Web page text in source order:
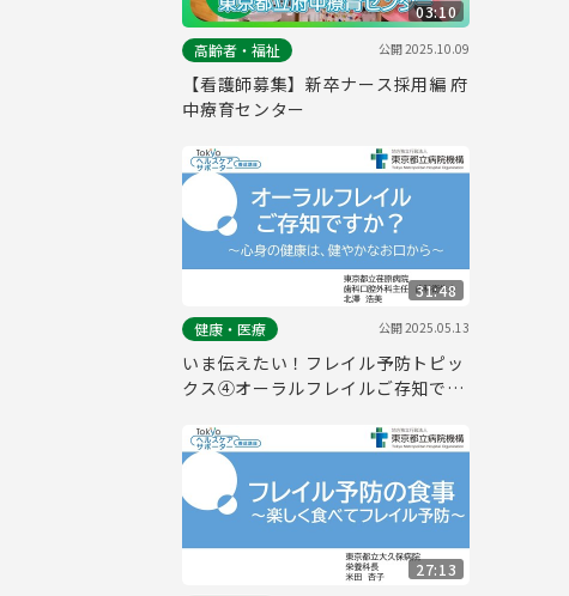
03:10
高齢者・福祉
公開2025.10.09
【看護師募集】新卒ナース採用編 府
中療育センター
31:48
健康・医療
公開2025.05.13
いま伝えたい！フレイル予防トピッ
クス④オーラルフレイルご存知です
から～
27:13